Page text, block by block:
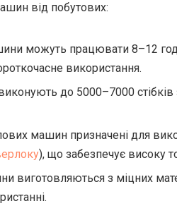
від побутових:
можуть працювати 8–12
використання.
до 5000–7000 стібків
машин призначені для
), що забезпечує високу
виготовляються з міцних